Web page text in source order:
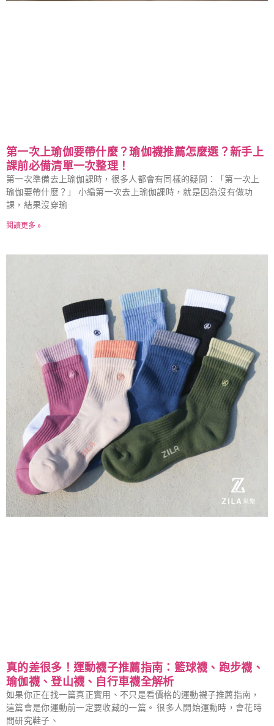
第一次上瑜伽要帶什麼？瑜伽襪推薦怎麼選？新手上
課前必備清單一次整理！
第一次準備去上瑜伽課時，很多人都會有同樣的疑問：「第一次上
瑜伽要帶什麼？」 小編第一次去上瑜伽課時，就是因為沒有做功
課，結果沒穿瑜
閱讀更多 »
真的差很多！運動襪子推薦指南：籃球襪、跑步襪、
瑜伽襪、登山襪、自行車襪全解析
如果你正在找一篇真正實用、不只是看價格的運動襪子推薦指南，
這篇會是你運動前一定要收藏的一篇。 很多人開始運動時，會花時
間研究鞋子、